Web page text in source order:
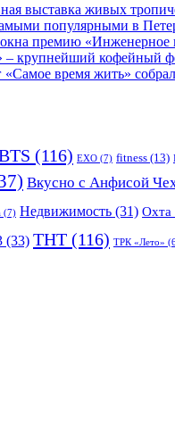
выставка живых
популярными в
премию «Инженерное
– крупнейший кофейный
время жить»
(116) EXO (7) fitness (13)
Вкусно с Анфисой
(7) Недвижимость (31) Охта
(33) ТНТ (116) ТРК «Лето»